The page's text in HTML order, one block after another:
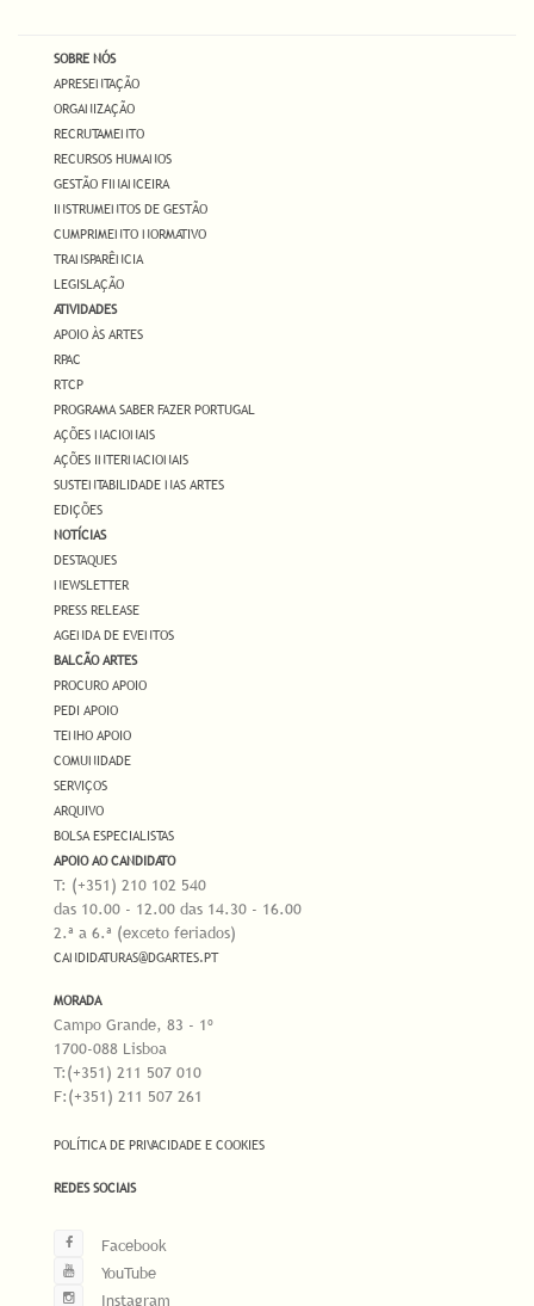
SOBRE NÓS
APRESENTAÇÃO
ORGANIZAÇÃO
RECRUTAMENTO
RECURSOS HUMANOS
GESTÃO FINANCEIRA
INSTRUMENTOS DE GESTÃO
CUMPRIMENTO NORMATIVO
TRANSPARÊNCIA
LEGISLAÇÃO
ATIVIDADES
APOIO ÀS ARTES
RPAC
RTCP
PROGRAMA SABER FAZER PORTUGAL
AÇÕES NACIONAIS
AÇÕES INTERNACIONAIS
SUSTENTABILIDADE NAS ARTES
EDIÇÕES
NOTÍCIAS
DESTAQUES
NEWSLETTER
PRESS RELEASE
AGENDA DE EVENTOS
BALCÃO ARTES
PROCURO APOIO
PEDI APOIO
TENHO APOIO
COMUNIDADE
SERVIÇOS
ARQUIVO
BOLSA ESPECIALISTAS
APOIO AO CANDIDATO
T: (+351) 210 102 540
das 10.00 - 12.00 das 14.30 - 16.00
2.ª a 6.ª (exceto feriados)
CANDIDATURAS@DGARTES.PT
MORADA
Campo Grande, 83 - 1º
1700-088 Lisboa
T:(+351) 211 507 010
F:(+351) 211 507 261
POLÍTICA DE PRIVACIDADE E COOKIES
REDES SOCIAIS
Facebook
YouTube
Instagram